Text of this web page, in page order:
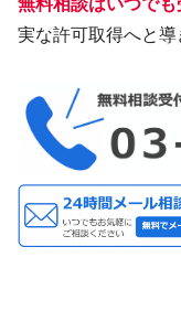
無料相談はいつでも
実な許可取得へと導